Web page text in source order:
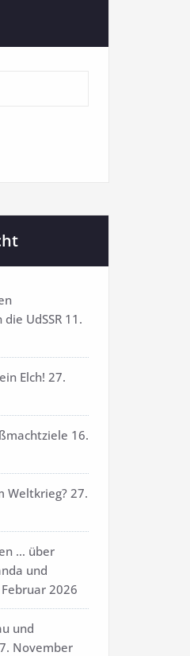
UdSSR 11.
Elch! 27.
16.
Weltkrieg? 27.
… über
und
2026
und
November